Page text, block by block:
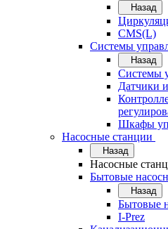
Назад
CMS(L)
Системы
Назад
Системы
Датчики
Шкафы
Насосные станции
Назад
Насосные
Бытовые
Назад
Бытовые
I-Prez